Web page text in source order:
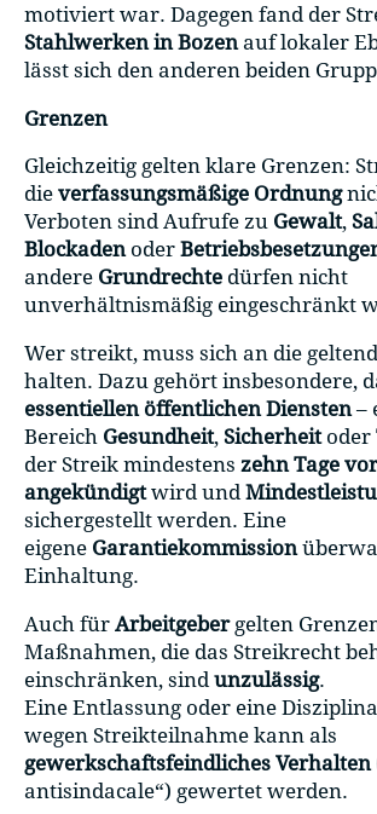
motiviert war. Dagegen fand der
Stahlwerken in Bozen auf lokaler
lässt sich den anderen beiden
Grenzen
Gleichzeitig gelten klare Grenzen:
die verfassungsmäßige Ordnung
Verboten sind Aufrufe zu Gewalt,
Blockadenoder
andere Grundrechte dürfen nicht
unverhältnismäßig eingeschränkt
Wer streikt, muss sich an die
halten. Dazu gehört insbesondere,
essentiellen öffentlichen Diensten–
Bereich Gesundheit, Sicherheitoder
der Streik mindestens zehn Tage
angekündigtwird und
sichergestellt werden. Eine
eigene Garantiekommission
Einhaltung.
Auch für Arbeitgebergelten
Maßnahmen, die das Streikrecht
einschränken, sind unzulässig.
Eine Entlassung oder eine
wegen Streikteilnahme kann als
gewerkschaftsfeindliches Verhalten
antisindacale“) gewertet werden.